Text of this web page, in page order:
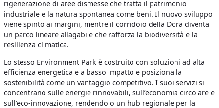
rigenerazione di aree dismesse che tratta il patrimonio
industriale e la natura spontanea come beni. Il nuovo sviluppo
viene spinto ai margini, mentre il corridoio della Dora diventa
un parco lineare allagabile che rafforza la biodiversità e la
resilienza climatica.
Lo stesso Environment Park è costruito con soluzioni ad alta
efficienza energetica e a basso impatto e posiziona la
sostenibilità come un vantaggio competitivo. I suoi servizi si
concentrano sulle energie rinnovabili, sull’economia circolare e
sull’eco-innovazione, rendendolo un hub regionale per la